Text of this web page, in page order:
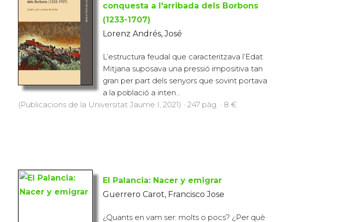
conquesta a l'arribada dels Borbons
(1233-1707)
Lorenz Andrés, José
L’estructura feudal que caracteritzava l’Edat
Mitjana suposava una pressió impositiva tan
gran per part dels senyors que sovint portava
a la població a inten...
(Publicacions de la Universitat Jaume I, 2021) · 247 pàg. · 8 €
El Palancia: Nacer y emigrar
Guerrero Carot, Francisco Jose
¿Quants en vam ser: molts o pocs? ¿Per què